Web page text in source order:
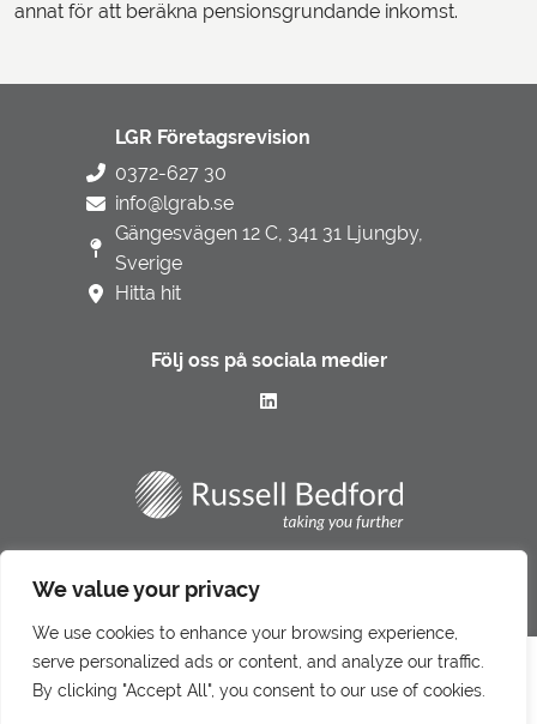
We value your privacy
We use cookies to enhance your browsing experience,
serve personalized ads or content, and analyze our traffic.
By clicking "Accept All", you consent to our use of cookies.
annat för att beräkna pensionsgrundande inkomst.
LGR Företagsrevision
0372-627 30
info@lgrab.se
Gängesvägen 12 C, 341 31 Ljungby,
Sverige
Hitta hit
Följ oss på sociala medier
Underbiträden
Klagomålshantering
Denna webbplats använder cookies för att förbättra din
upplevelse. Läs mer om vår integritetspolicy här.